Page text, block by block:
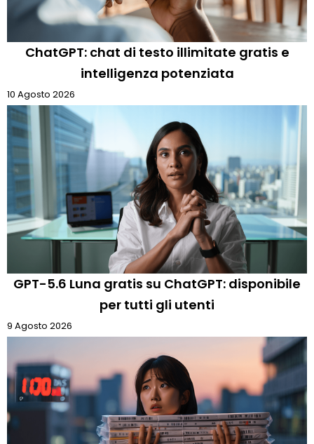
ChatGPT: chat di testo illimitate gratis e
intelligenza potenziata
10 Agosto 2026
GPT-5.6 Luna gratis su ChatGPT: disponibile
per tutti gli utenti
9 Agosto 2026